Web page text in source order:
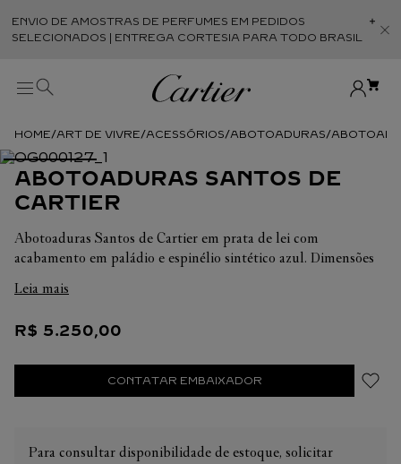
ENVIO DE AMOSTRAS DE PERFUMES EM PEDIDOS
SELECIONADOS | ENTREGA CORTESIA PARA TODO BRASIL
ART DE VIVRE ACESSÓRIOS ABOTOADURAS
ABOTOADURAS SANTOS DE
CARTIER
Abotoaduras Santos de Cartier em prata de lei com
acabamento em paládio e espinélio sintético azul. Dimensões
espessura 5 mm.
Leia mais
R$ 5.250,00
CONTATAR EMBAIXADOR
Para consultar disponibilidade de estoque, solicitar